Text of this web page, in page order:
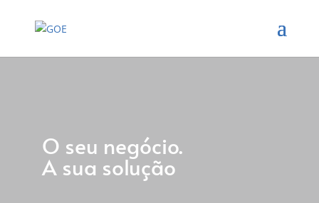
O seu negócio.
A sua solução